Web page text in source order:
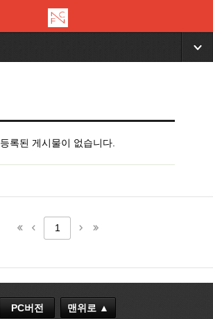
▼
등록된 게시물이 없습니다.
1
PC버전 맨위로 ▲